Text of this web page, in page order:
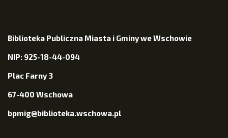
Biblioteka Publiczna Miasta i Gminy we Wschowie
NIP: 925-18-44-094
Plac Farny 3
67-400 Wschowa
bpmig@biblioteka.wschowa.pl